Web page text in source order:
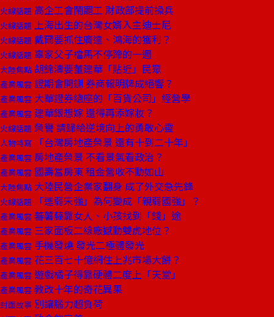
火線話題 高企工會鬧罷工 財政部提前操兵
火線話題 上海出生的台灣女婿入主迪士尼
火線話題 戴爾要抓住廣達、鴻海的獲利？
火線話題 辜家父子檔馬不停蹄的一週
大陸焦點 胡錦濤要董建華「貼近」民眾
產業風雲 證期會開鍘 券商報明牌成絕響？
產業風雲 大華證券總座的「百貨公司」經營學
產業風雲 建華銀想嫁 還得再添嫁妝？
火線話題 榮譽 請歸給逆境向上的勇敢心靈
人物特寫 「台灣房地產榮景 還有十到二十年」
產業風雲 房地產榮景 不看景氣看政治？
產業風雲 國壽當房東 租金營收不動如山
大陸焦點 大陸民營企業家翻身 成了外交急先鋒
火線話題 「連弱宋強」為何變成「親弱國強」？
產業風雲 蕃薯藤靠女人、小孩找到「錢」途
產業風雲 三家面板二線廠撼動雙虎地位？
產業風雲 手機發燒 發光二極體發光
產業風雲 花三百七十億網住上兆市場大餅？
產業風雲 遊戲橘子得靠硬體二度上「天堂」
產業風雲 教改十年的奇花異果
封面故事 別讓腦力超負荷